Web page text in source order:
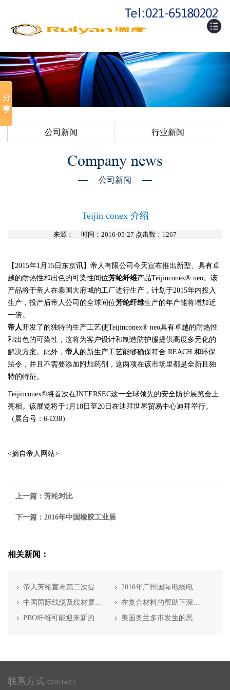
公司新闻 行业新闻
Company news
公司新闻
Teijin conex 介绍
来源： 时间：2016-05-27 点击数： 1267
【2015年1 月 15 日东京讯】帝人有限公司今天宣布推出新型、具有卓
越的耐热性和出色的可染性间位芳纶纤维产品Teijinconex® neo。该
产品将于帝人在泰国大府城的工厂进行生产，计划于2015年内投入
生产，投产后帝人公司的全球间位芳纶纤维生产的年产能将增加近
一倍。
帝人开发了的独特的生产工艺使Teijinconex® neo具有卓越的耐热性
和出色的可染性，这将为客户设计和制造防护服提供高度多元化的
解决方案。此外， 帝人的新生产工艺能够确保符合 REACH 和环保
法令，并且不需要添加附加药剂，这两项在该市场里都是全新且独
特的特征。
Teijinconex®将首次在INTERSEC这一全球领先的安全防护展览会上
亮相。该展览将于1 月 18 日至20 日在迪拜世界贸易中心迪拜举行。
（展台号： 6-D38）
<摘自帝人网站>
上一篇： 芳纶对比
下一篇： 2016年中国橡胶工业展
相关新闻：
帝人芳纶宣布第二次提高产能
2016年广州国际电线电缆博缆会
中国国际线缆及线材展览会
在复合材料的帮助下深入未知的世界
PBO纤维可能迎来新的生产方式
美国奥兰多市发生的恶性枪击事件
联系方式 CONTACT